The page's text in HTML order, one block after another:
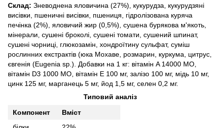
Склад: Зневоднена яловичина (27%), кукурудза, кукурудзяні
висівки, пшеничні висівки, пшениця, гідролізована куряча
печінка (2%), яловичий жир (0,5%), сушена бурякова м'якоть,
мінерали, сушені броколі, сушені томати, сушений шпинат,
сушені чорниці, глюкозамін, хондроїтину сульфат, суміш
рослинних екстрактів (юка Мохаве, розмарин, куркума, цитрус,
євгенія (Eugenia sp.). Добавки на 1 кг: вітамін A 14000 МО,
вітамін D3 1000 МО, вітамін E 100 мг, залізо 100 мг, мідь 10 мг,
цинк 125 мг, марганець 5 мг, йод 1,5 мг, селен 0,2 мг.
Типовий аналіз
Компонент
Вміст